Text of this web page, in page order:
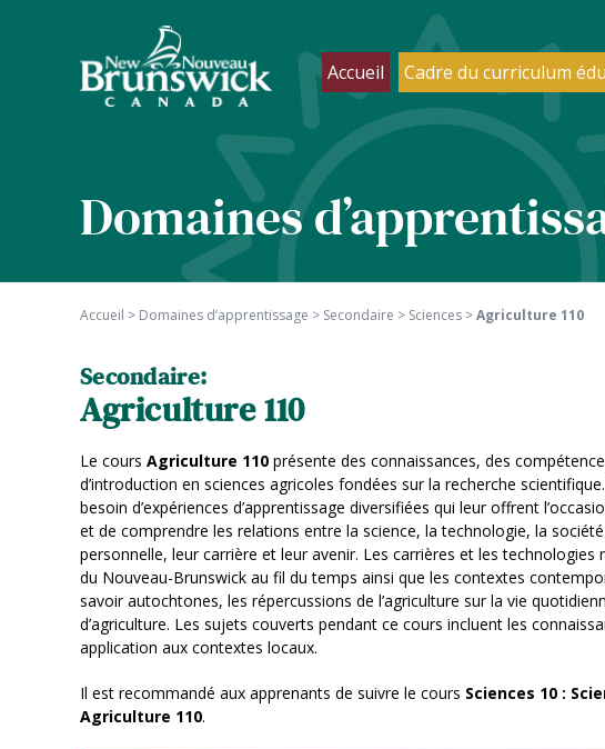
Accueil Cadre du curriculum
Domaines
Accueil > Domaines d’apprentissage > Secondaire > Sciences >Agriculture 110
Secondaire:
Agriculture 110
Le cours Agriculture 110 présente des connaissances, des
d’introduction en sciences agricoles fondées sur la recherche
besoin d’expériences d’apprentissage diversifiées qui leur offrent
et de comprendre les relations entre la science, la technologie, la
personnelle, leur carrière et leur avenir. Les carrières et les
du Nouveau-Brunswick au fil du temps ainsi que les contextes
savoir autochtones, les répercussions de l’agriculture sur la vie
d’agriculture. Les sujets couverts pendant ce cours incluent les
application aux contextes locaux.
Il est recommandé aux apprenants de suivre le cours Sciences 10 :
Agriculture 110.